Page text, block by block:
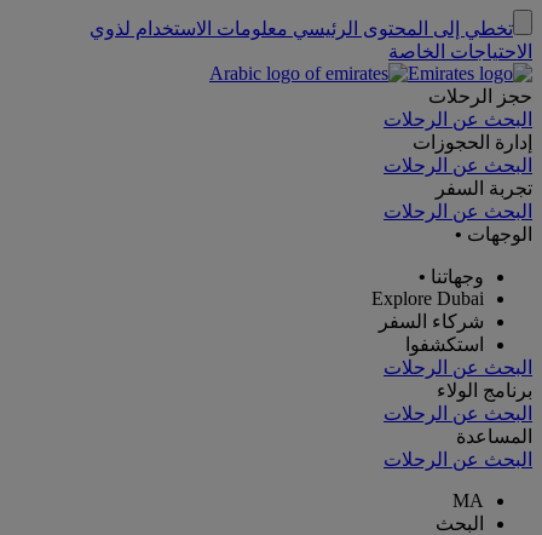
تخطي إلى المحتوى الرئيسي معلومات الاستخدام لذوي
الاحتياجات الخاصة
حجز الرحلات
البحث عن الرحلات
إدارة الحجوزات
البحث عن الرحلات
تجربة السفر
البحث عن الرحلات
الوجهات •
وجهاتنا •
Explore Dubai
شركاء السفر
استكشفوا
البحث عن الرحلات
برنامج الولاء
البحث عن الرحلات
المساعدة
البحث عن الرحلات
MA
البحث